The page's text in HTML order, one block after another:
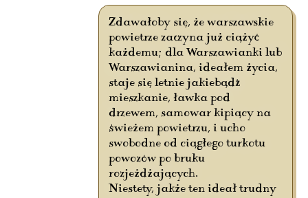
Zdawałoby się, że warszawskie
powietrze zaczyna już ciążyć
każdemu; dla Warszawianki lub
Warszawianina, ideałem życia,
staje się letnie jakiebądź
mieszkanie, ławka pod
drzewem, samowar kipiący na
świeżem powietrzu, i ucho
swobodne od ciągłego turkotu
powozów po bruku
rozjeżdżających.
Niestety, jakże ten ideał trudny